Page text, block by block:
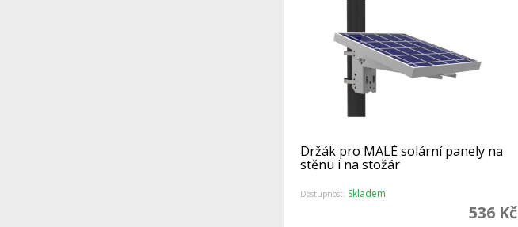
Držák pro MALÉ solární panely na
stěnu i na stožár
Dostupnost: Skladem
536 Kč